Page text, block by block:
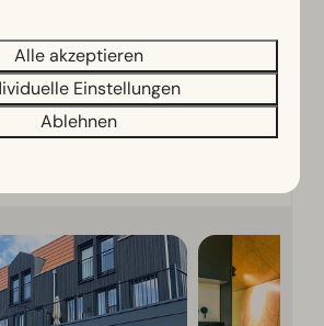
in Kampen mit
für einen erholsamen
Alle akzeptieren
Einstellungen
Ablehnen